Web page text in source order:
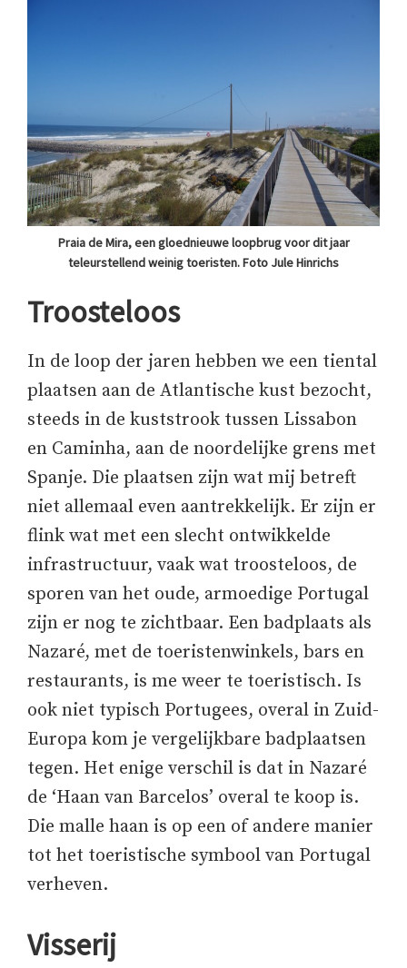
Praia de Mira, een gloednieuwe loopbrug voor dit jaar
teleurstellend weinig toeristen. Foto Jule Hinrichs
Troosteloos
In de loop der jaren hebben we een tiental
plaatsen aan de Atlantische kust bezocht,
steeds in de kuststrook tussen Lissabon
en Caminha, aan de noordelijke grens met
Spanje. Die plaatsen zijn wat mij betreft
niet allemaal even aantrekkelijk. Er zijn er
flink wat met een slecht ontwikkelde
infrastructuur, vaak wat troosteloos, de
sporen van het oude, armoedige Portugal
zijn er nog te zichtbaar. Een badplaats als
Nazaré, met de toeristenwinkels, bars en
restaurants, is me weer te toeristisch. Is
ook niet typisch Portugees, overal in Zuid-
Europa kom je vergelijkbare badplaatsen
tegen. Het enige verschil is dat in Nazaré
de ‘Haan van Barcelos’ overal te koop is.
Die malle haan is op een of andere manier
tot het toeristische symbool van Portugal
verheven.
Visserij